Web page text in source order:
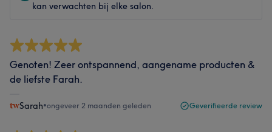
kan verwachten bij elke salon.
Genoten! Zeer ontspannend, aangename producten &
de liefste Farah.
Sarah•ongeveer 2 maanden geleden Geverifieerde review